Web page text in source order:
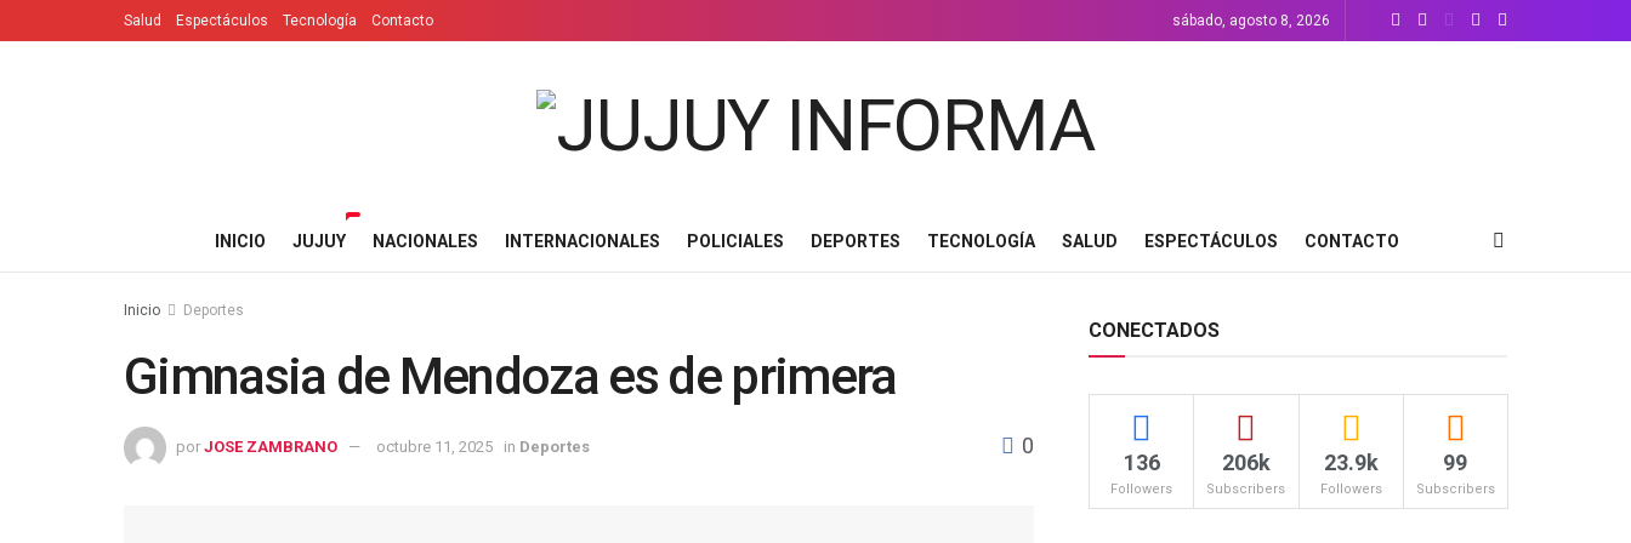
Salud Espectáculos Tecnología Contacto sábado, agosto 8, 2026
INICIO JUJUY NACIONALES INTERNACIONALES POLICIALES DEPORTES TECNOLOGÍA SALUD ESPECTÁCULOS CONTACTO
Inicio Deportes
Gimnasia de Mendoza es de primera
por JOSE ZAMBRANO octubre 11, 2025 in Deportes 0
CONECTADOS
136
Followers
206k
Subscribers
23.9k
Followers
99
Subscribers